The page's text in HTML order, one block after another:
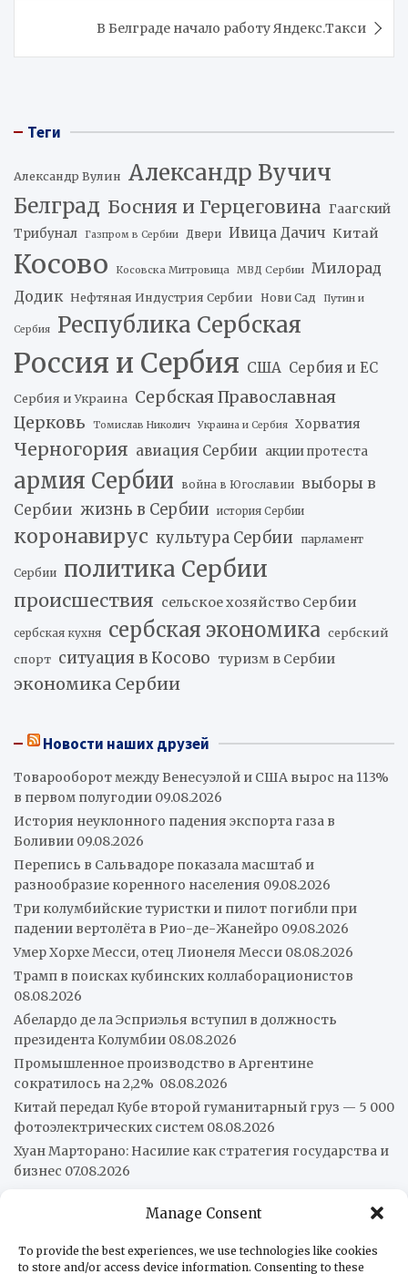
Manage Consent
To provide the best experiences, we use technologies like cookies
to store and/or access device information. Consenting to these
В Белграде начало работу Яндекс.Такси
Теги
Александр Вулин Александр Вучич
Белград Босния и Герцеговина Гаагский
Трибунал
Газпром в Сербии Двери Ивица Дачич Китай
Косово Косовска Митровица МВД Сербии Милорад
Додик Нефтяная Индустрия Сербии Нови Сад Путин и
Сербия Республика Сербская
Россия и Сербия США Сербия и ЕС
Сербия и Украина Сербская Православная
Церковь
Томислав Николич Украина и Сербия Хорватия
Черногория авиация Сербии акции протеста
армия Сербии война в Югославии
выборы в
Сербии жизнь в Сербии история Сербии
коронавирус культура Сербии парламент
Сербии политика Сербии
происшествия сельское хозяйство Сербии
сербская кухня сербская экономика сербский
спорт ситуация в Косово туризм в Сербии
экономика Сербии
Новости наших друзей
Товарооборот между Венесуэлой и США вырос на 113%
в первом полугодии 09.08.2026
История неуклонного падения экспорта газа в
Боливии 09.08.2026
Перепись в Сальвадоре показала масштаб и
разнообразие коренного населения 09.08.2026
Три колумбийские туристки и пилот погибли при
падении вертолёта в Рио-де-Жанейро 09.08.2026
Умер Хорхе Месси, отец Лионеля Месси 08.08.2026
Трамп в поисках кубинских коллаборационистов
08.08.2026
Абелардо де ла Эсприэлья вступил в должность
президента Колумбии 08.08.2026
Промышленное производство в Аргентине
сократилось на 2,2% 08.08.2026
Китай передал Кубе второй гуманитарный груз — 5 000
фотоэлектрических систем 08.08.2026
Хуан Марторано: Насилие как стратегия государства и
бизнес 07.08.2026
Редакция